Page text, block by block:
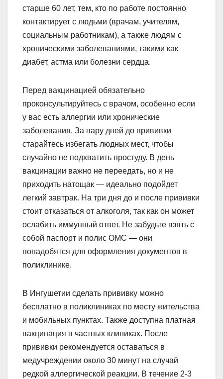
старше 60 лет, тем, кто по работе постоянно
контактирует с людьми (врачам, учителям,
социальным работникам), а также людям с
хроническими заболеваниями, такими как
диабет, астма или болезни сердца.
Перед вакцинацией обязательно
проконсультируйтесь с врачом, особенно если
у вас есть аллергии или хронические
заболевания. За пару дней до прививки
старайтесь избегать людных мест, чтобы
случайно не подхватить простуду. В день
вакцинации важно не переедать, но и не
приходить натощак — идеально подойдет
легкий завтрак. На три дня до и после прививки
стоит отказаться от алкоголя, так как он может
ослабить иммунный ответ. Не забудьте взять с
собой паспорт и полис ОМС — они
понадобятся для оформления документов в
поликлинике.
В Ингушетии сделать прививку можно
бесплатно в поликлиниках по месту жительства
и мобильных пунктах. Также доступна платная
вакцинация в частных клиниках. После
прививки рекомендуется оставаться в
медучреждении около 30 минут на случай
редкой аллергической реакции. В течение 2-3